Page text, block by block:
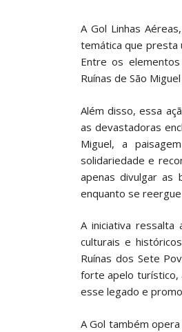
A Gol Linhas
temática que presta
Entre os
Ruínas de São
Além disso, essa
as devastadoras
Miguel, a
solidariedade e
apenas divulgar as
enquanto se
A iniciativa ressalta
culturais e
Ruínas dos Sete
forte apelo turístico,
esse legado e
A Gol também